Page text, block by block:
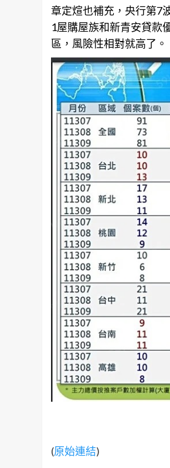
章定煊也補充，央行第7
1屋購屋族和新青安貸款
區，風險性相對就高了。
(原始連結)